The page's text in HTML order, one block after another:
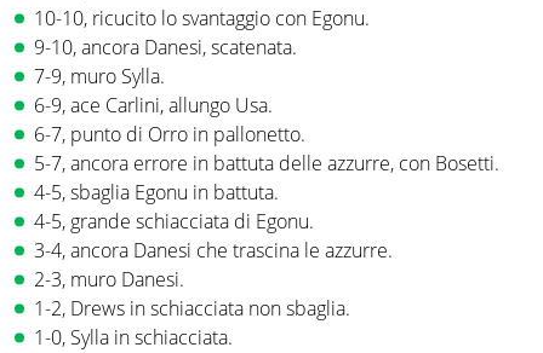
10-10, ricucito lo svantaggio con Egonu.
9-10, ancora Danesi, scatenata.
7-9, muro Sylla.
6-9, ace Carlini, allungo Usa.
6-7, punto di Orro in pallonetto.
5-7, ancora errore in battuta delle azzurre, con Bosetti.
4-5, sbaglia Egonu in battuta.
4-5, grande schiacciata di Egonu.
3-4, ancora Danesi che trascina le azzurre.
2-3, muro Danesi.
1-2, Drews in schiacciata non sbaglia.
1-0, Sylla in schiacciata.